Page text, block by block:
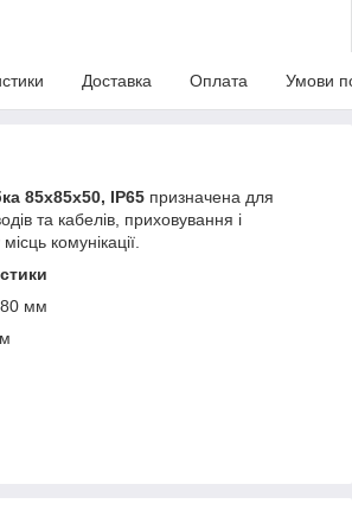
Доставка Оплата Умови
85х85х50, ІР65 призначена для
та кабелів, приховування і
комунікації.
мм